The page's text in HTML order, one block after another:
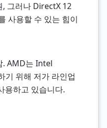
, 그러나 DirectX 12
사용할 수 있는 힘이
. AMD는 Intel
위해 저가 라인업
용하고 있습니다.